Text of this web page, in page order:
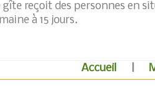
gîte reçoit des personnes en
à 15 jours.
Accueil